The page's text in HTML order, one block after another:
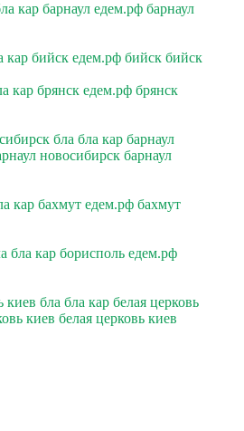
кар барнаул едем.рф барнаул
кар бийск едем.рф бийск бийск
кар брянск едем.рф брянск
бла бла кар барнаул
новосибирск барнаул
кар бахмут едем.рф бахмут
бла кар борисполь едем.рф
киев бла бла кар белая церковь
киев белая церковь киев